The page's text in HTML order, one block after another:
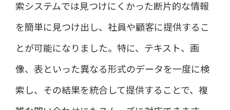
索システムでは見つけにくかった断片的な情報
を簡単に見つけ出し、社員や顧客に提供するこ
とが可能になりました。特に、テキスト、画
像、表といった異なる形式のデータを一度に検
索し、その結果を統合して提供することで、複